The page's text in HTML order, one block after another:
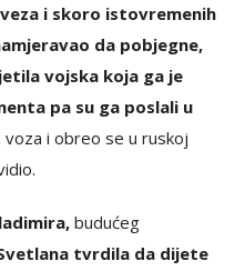
i skoro istovremenih
da pobjegne,
vojska koja ga je
pa su ga poslali u
voza i obreo se u ruskoj
budućeg
tvrdila da dijete